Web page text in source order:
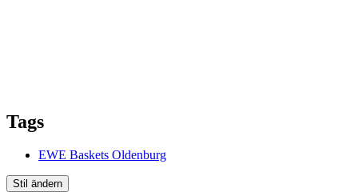
Tags
EWE Baskets Oldenburg
Stil ändern